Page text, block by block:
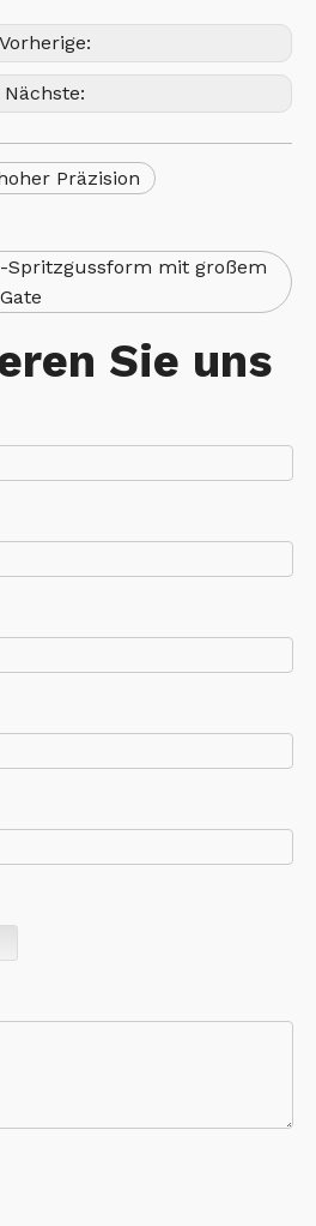
Vorherige:
Nächste:
Präzision
Spritzgussform mit großem
Sie uns